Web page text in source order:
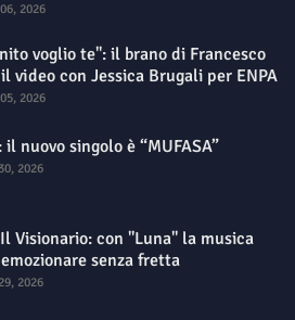
2026
voglio te": il brano di Francesco
video con Jessica Brugali per ENPA
2026
il nuovo singolo è “MUFASA”
2026
Visionario: con "Luna" la musica
senza fretta
2026